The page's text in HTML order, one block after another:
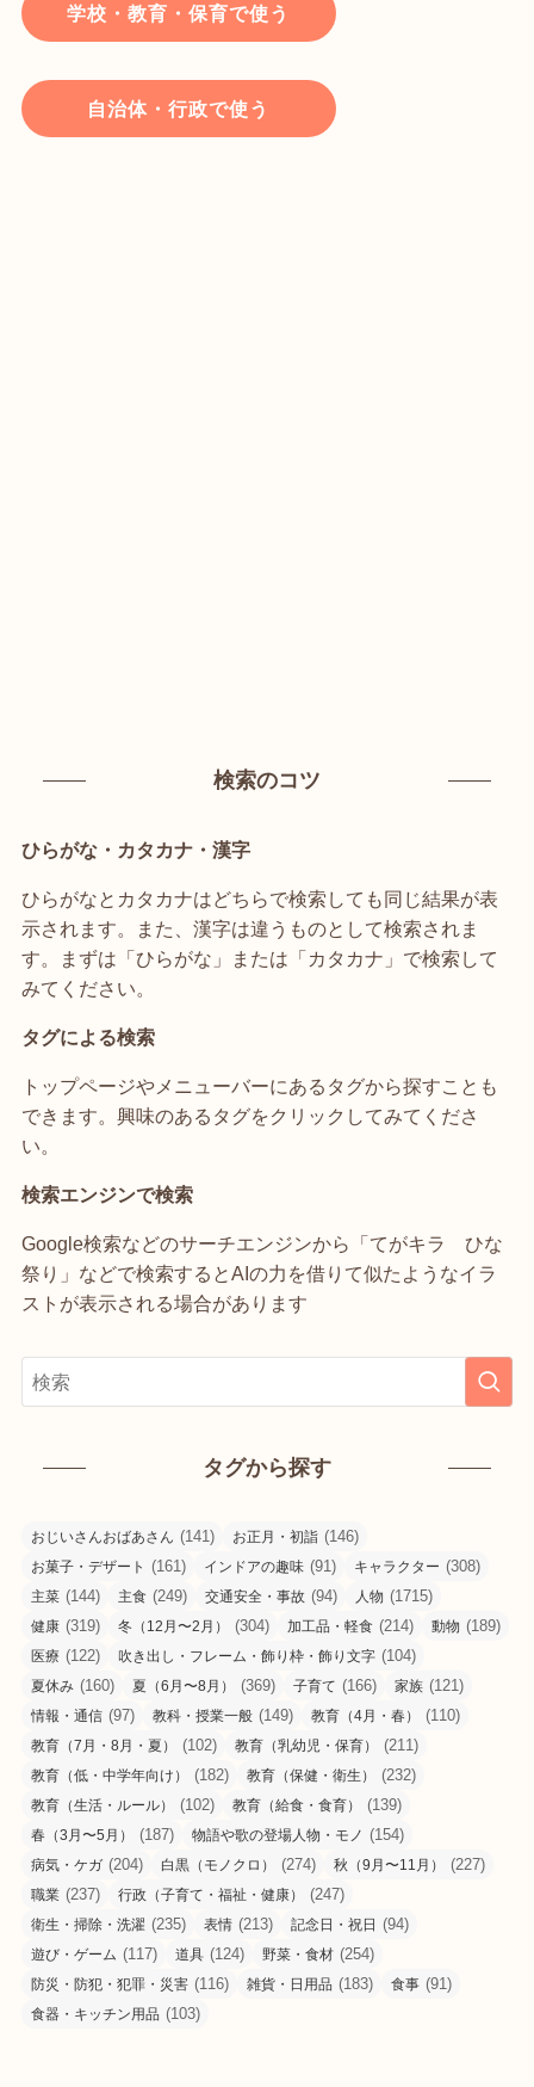
学校・教育・保育で使う
自治体・行政で使う
検索のコツ
ひらがな・カタカナ・漢字
ひらがなとカタカナはどちらで検索しても同じ結果が表
示されます。また、漢字は違うものとして検索されま
す。まずは「ひらがな」または「カタカナ」で検索して
みてください。
タグによる検索
トップページやメニューバーにあるタグから探すことも
できます。興味のあるタグをクリックしてみてくださ
い。
検索エンジンで検索
Google検索などのサーチエンジンから「てがキラ ひな
祭り」などで検索するとAIの力を借りて似たようなイラ
ストが表示される場合があります
タグから探す
おじいさんおばあさん (141) お正月・初詣 (146)
お菓子・デザート (161) インドアの趣味 (91) キャラクター (308)
主菜 (144) 主食 (249) 交通安全・事故 (94) 人物 (1715)
健康 (319) 冬（12月〜2月） (304) 加工品・軽食 (214) 動物 (189)
医療 (122) 吹き出し・フレーム・飾り枠・飾り文字 (104)
夏休み (160) 夏（6月〜8月） (369) 子育て (166) 家族 (121)
情報・通信 (97) 教科・授業一般 (149) 教育（4月・春） (110)
教育（7月・8月・夏） (102) 教育（乳幼児・保育） (211)
教育（低・中学年向け） (182) 教育（保健・衛生） (232)
教育（生活・ルール） (102) 教育（給食・食育） (139)
春（3月〜5月） (187) 物語や歌の登場人物・モノ (154)
病気・ケガ (204) 白黒（モノクロ） (274) 秋（9月〜11月） (227)
職業 (237) 行政（子育て・福祉・健康） (247)
衛生・掃除・洗濯 (235) 表情 (213) 記念日・祝日 (94)
遊び・ゲーム (117) 道具 (124) 野菜・食材 (254)
防災・防犯・犯罪・災害 (116) 雑貨・日用品 (183) 食事 (91)
食器・キッチン用品 (103)